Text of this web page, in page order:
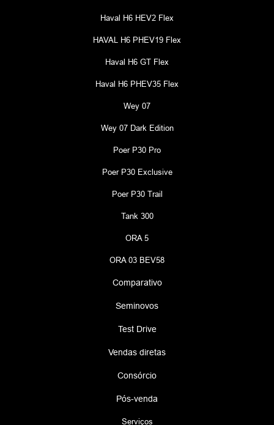
Haval H6 HEV2 Flex
HAVAL H6 PHEV19 Flex
Haval H6 GT Flex
Haval H6 PHEV35 Flex
Wey 07
Wey 07 Dark Edition
Poer P30 Pro
Poer P30 Exclusive
Poer P30 Trail
Tank 300
ORA 5
ORA 03 BEV58
Comparativo
Seminovos
Test Drive
Vendas diretas
Consórcio
Pós-venda
Serviços